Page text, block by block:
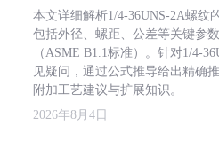
本文详细解析1/4-36UNS-2A螺纹
包括外径、螺距、公差等关键参
（ASME B1.1标准）。针对1/4-
见疑问，通过公式推导给出精确
附加工艺建议与扩展知识。
2026年8月4日